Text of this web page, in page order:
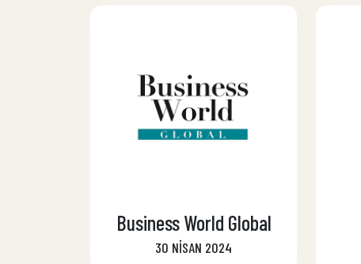
Business World Global
30 NİSAN 2024